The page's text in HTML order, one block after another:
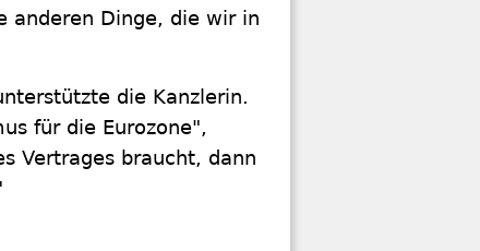
anderen Dinge, die wir in
die Kanzlerin.
für die Eurozone",
Vertrages braucht, dann